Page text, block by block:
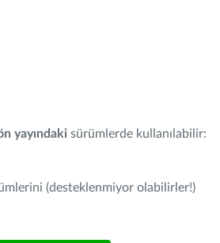
yayındaki sürümlerde kullanılabilir:
(desteklenmiyor olabilirler!)